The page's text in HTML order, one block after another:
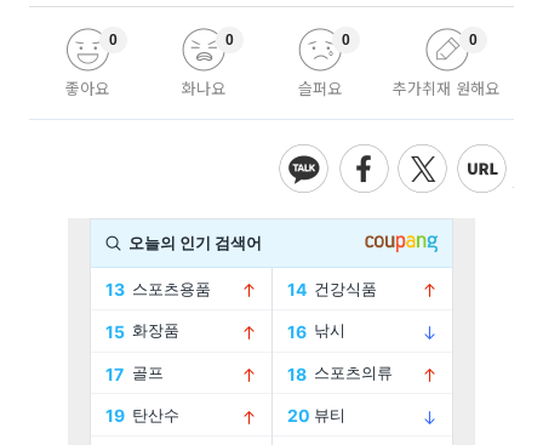
좋아요
0
화나요
0
슬퍼요
0
추가취재 원해요
0